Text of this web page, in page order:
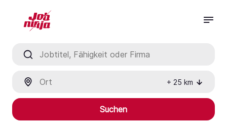
+ 25 km
Suchen